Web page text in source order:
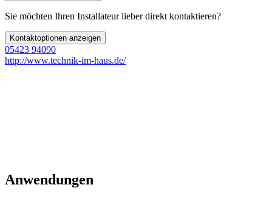
Sie möchten Ihren Installateur lieber direkt kontaktieren?
Kontaktoptionen anzeigen
05423 94090
http://www.technik-im-haus.de/
Anwendungen